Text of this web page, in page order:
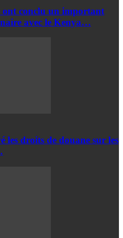
ont conclu un important
avec le Kenya…
les droits de douane sur les